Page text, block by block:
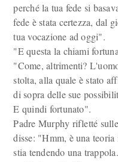
perché la tua fede si
fede è stata certezza, dal
tua vocazione ad oggi".
"E questa la chiami
"Come, altrimenti?
stolta, alla quale è stato
di sopra delle sue
E quindi fortunato".
Padre Murphy rifletté
disse: "Hmm, è una teoria
stia tendendo una